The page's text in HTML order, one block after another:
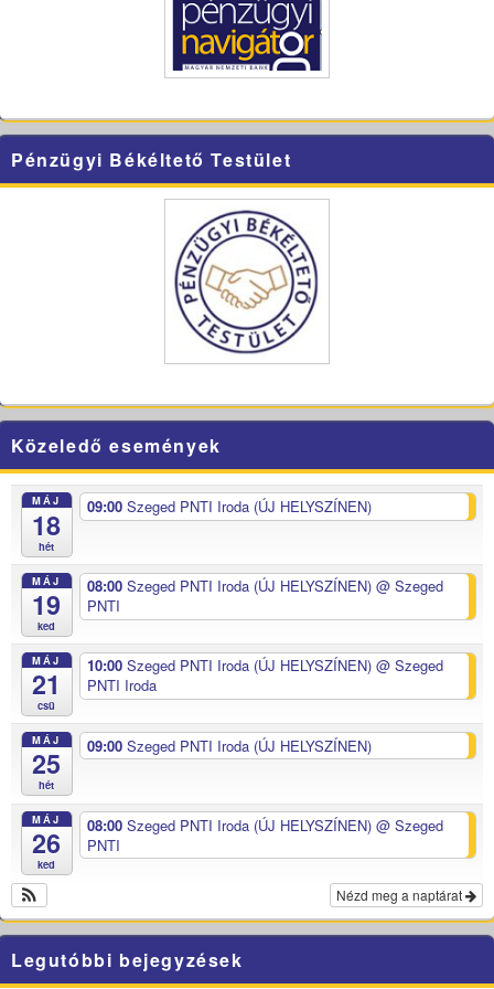
Pénzügyi Békéltető Testület
Közeledő események
MÁJ
18
hét
09:00 Szeged PNTI Iroda (ÚJ HELYSZÍNEN)
MÁJ
19
ked
08:00 Szeged PNTI Iroda (ÚJ HELYSZÍNEN) @ Szeged
PNTI
MÁJ
21
csü
10:00 Szeged PNTI Iroda (ÚJ HELYSZÍNEN) @ Szeged
PNTI Iroda
MÁJ
25
hét
09:00 Szeged PNTI Iroda (ÚJ HELYSZÍNEN)
MÁJ
26
ked
08:00 Szeged PNTI Iroda (ÚJ HELYSZÍNEN) @ Szeged
PNTI
Nézd meg a naptárat
Legutóbbi bejegyzések